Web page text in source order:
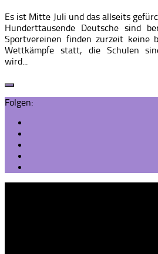
Es ist Mitte Juli und das allseits
Hunderttausende Deutsche sind
Sportvereinen finden zurzeit keine
Wettkämpfe statt, die Schulen
wird...
Folgen: